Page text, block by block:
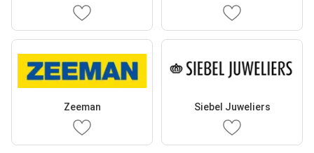
Zeeman Siebel Juweliers